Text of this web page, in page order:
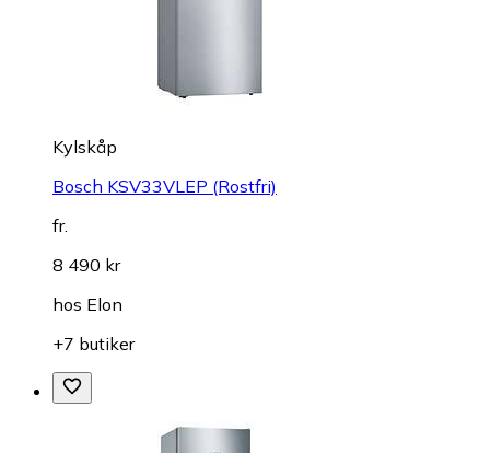
Kylskåp
Bosch KSV33VLEP (Rostfri)
fr.
8 490 kr
hos Elon
+7 butiker